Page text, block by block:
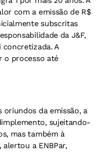
com a emissão de R$
subscritas
da J&F,
concretizada. A
o processo até
oriundos da emissão, a
sujeitando-
mas também à
alertou a ENBPar,